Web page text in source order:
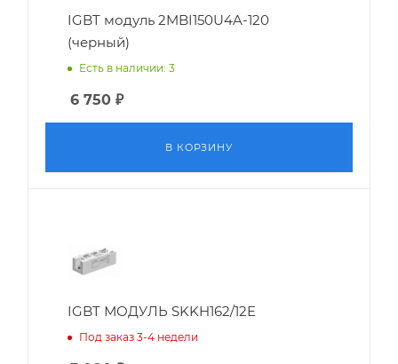
IGBT модуль 2MBI150U4A-120
(черный)
Есть в наличии: 3
6 750 ₽
В КОРЗИНУ
IGBT МОДУЛЬ SKKH162/12E
Под заказ 3-4 недели